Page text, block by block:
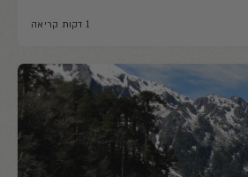
הסלולרית אינה מובטחת. באפריל 2018 התהפך ג'יפ שבו נסעו חמישה
1 דקות קריאה